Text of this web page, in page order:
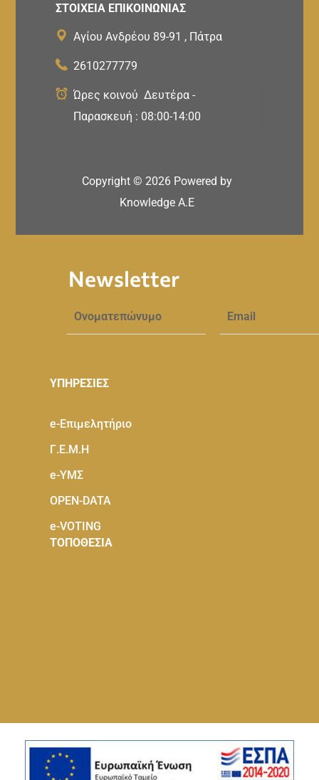
ΣΤΟΙΧΕΙΑ ΕΠΙΚΟΙΝΩΝΙΑΣ
Αγίου Ανδρέου 89-91 , Πάτρα
2610277779
Ώρες κοινού Δευτέρα -
Παρασκευή : 08:00-14:00
Copyright © 2026 Powered by
Knowledge A.E
Newsletter
ΥΠΗΡΕΣΙΕΣ
e-Eπιμελητήριο
Γ.Ε.Μ.Η
e-ΥΜΣ
OPEN-DATA
e-VOTING
ΤΟΠΟΘΕΣΙΑ